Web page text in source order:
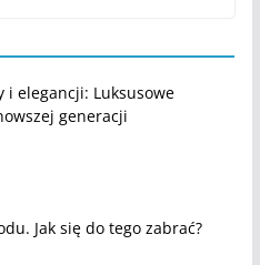
i elegancji: Luksusowe
generacji
Jak się do tego zabrać?